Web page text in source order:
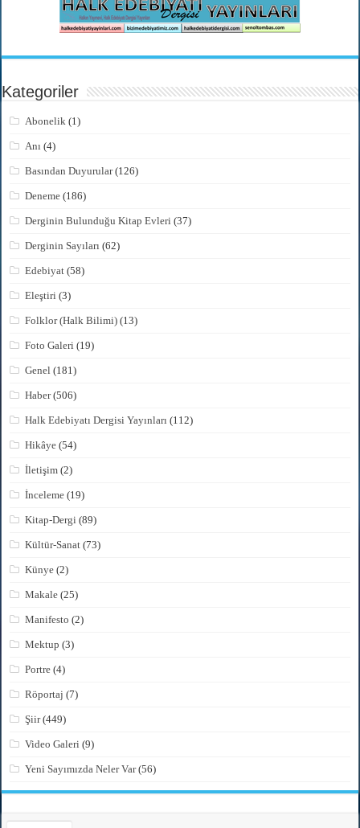
Kategoriler
Abonelik (1)
Anı (4)
Basından Duyurular(126)
Deneme (186)
Derginin Bulunduğu Kitap Evleri (37)
Derginin Sayıları (62)
Edebiyat (58)
Eleştiri (3)
Folklor (Halk Bilimi) (13)
Foto Galeri (19)
Genel (181)
Haber(506)
Halk Edebiyatı Dergisi Yayınları (112)
Hikâye (54)
İletişim (2)
İnceleme (19)
Kitap-Dergi (89)
Kültür-Sanat (73)
Künye (2)
Makale (25)
Manifesto (2)
Mektup (3)
Portre (4)
Röportaj (7)
Şiir(449)
Video Galeri (9)
Yeni Sayımızda Neler Var(56)